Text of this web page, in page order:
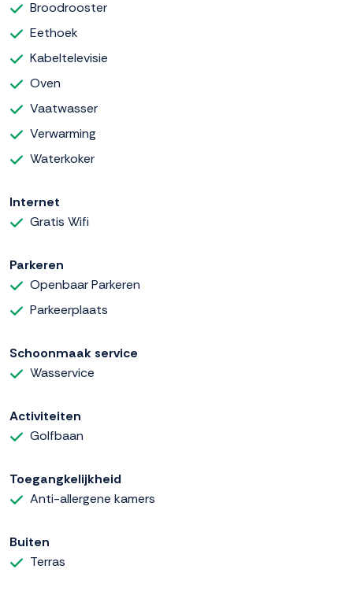
Broodrooster
Eethoek
Kabeltelevisie
Oven
Vaatwasser
Verwarming
Waterkoker
Internet
Gratis Wifi
Parkeren
Openbaar Parkeren
Parkeerplaats
Schoonmaak service
Wasservice
Activiteiten
Golfbaan
Toegangkelijkheid
Anti-allergene kamers
Buiten
Terras